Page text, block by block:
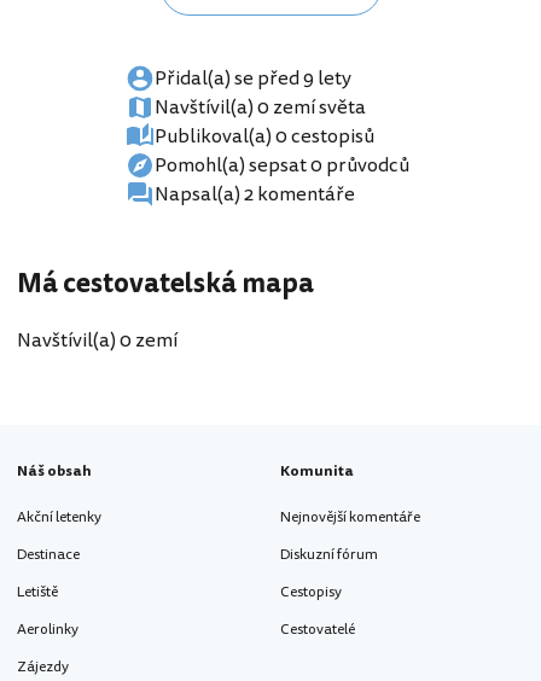
Přidal(a) se před 9 lety
Navštívil(a) 0 zemí světa
Publikoval(a) 0 cestopisů
Pomohl(a) sepsat 0 průvodců
Napsal(a) 2 komentáře
Má cestovatelská mapa
Navštívil(a) 0 zemí
Náš obsah
Akční letenky
Destinace
Letiště
Aerolinky
Zájezdy
Komunita
Nejnovější komentáře
Diskuzní fórum
Cestopisy
Cestovatelé